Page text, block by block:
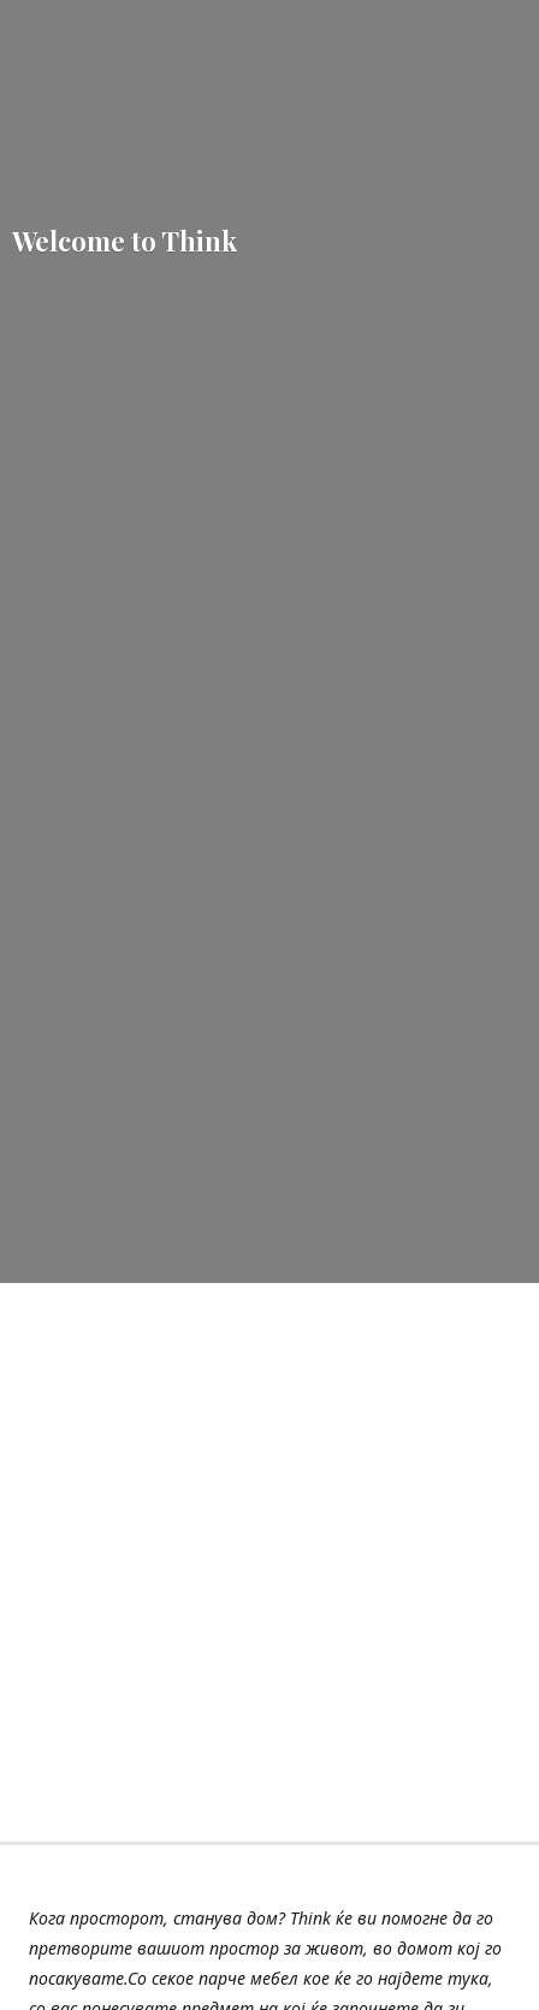
Welcome to Think
Кога просторот, станува дом? Think ќе ви помогне да го
претворите вашиот простор за живот, во домот кој го
посакувате.Со секое парче мебел кое ќе го најдете тука,